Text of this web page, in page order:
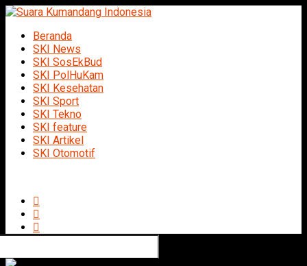
Beranda
SKI News
SKI SosEkBud
SKI PolHuKam
SKI Kesehatan
SKI Sport
SKI Tekno
SKI feature
SKI Artikel
SKI Otomotif